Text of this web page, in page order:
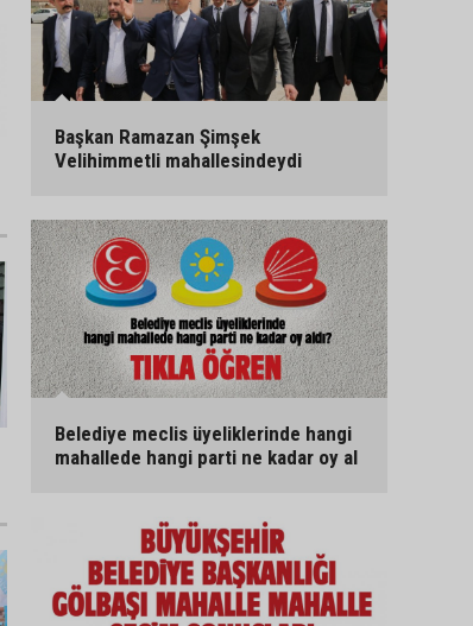
Başkan Ramazan Şimşek
Velihimmetli mahallesindeydi
Belediye meclis üyeliklerinde hangi
mahallede hangi parti ne kadar oy al